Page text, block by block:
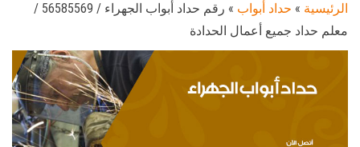
الرئيسية » حداد أبواب »
رقم حداد أبواب الجهراء / 56585569 /
معلم حداد جميع أعمال الحدادة